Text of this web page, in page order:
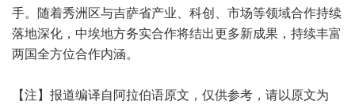
手。随着秀洲区与吉萨省产业、科创、市场等领域合作持续
落地深化，中埃地方务实合作将结出更多新成果，持续丰富
两国全方位合作内涵。
【注】报道编译自阿拉伯语原文，仅供参考，请以原文为